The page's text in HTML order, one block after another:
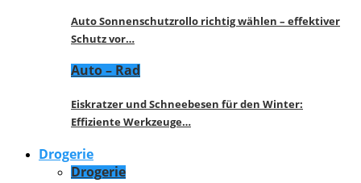
Auto Sonnenschutzrollo richtig wählen – effektiver
Schutz vor…
Auto – Rad
Eiskratzer und Schneebesen für den Winter:
Effiziente Werkzeuge…
Drogerie
Drogerie